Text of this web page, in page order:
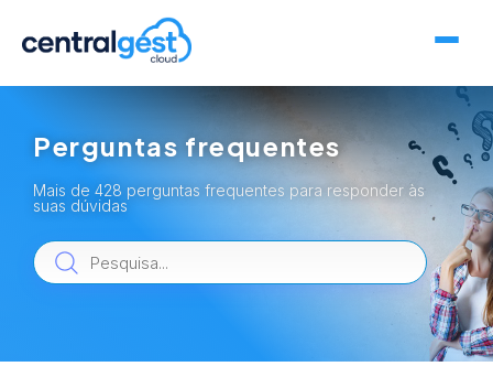
Perguntas frequentes
Mais de 428 perguntas frequentes para responder às
suas dúvidas